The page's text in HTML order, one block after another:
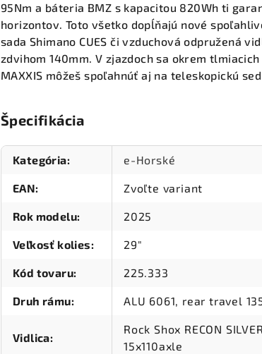
95Nm a báteria BMZ s kapacitou 820Wh ti
horizontov. Toto všetko dopĺňajú nové
sada Shimano CUES či vzduchová odpružená
zdvihom 140mm. V zjazdoch sa okrem
MAXXIS môžeš spoľahnúť aj na teleskopickú
Špecifikácia
Kategória: e-Horské
EAN: Zvoľte variant
Rok modelu: 2025
Veľkosť kolies: 29"
Kód tovaru: 225.333
Druh rámu: ALU 6061, rear travel
Vidlica:
Rock Shox RECON
15x110axle